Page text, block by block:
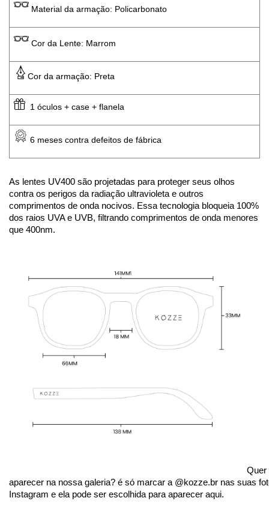
Material da armação: Policarbonato
Cor da Lente: Marrom
Cor da armação: Preta
1 óculos + case + flanela
6 meses contra defeitos de fábrica
As lentes UV400 são projetadas para proteger seus olhos
contra os perigos da radiação ultravioleta e outros
comprimentos de onda nocivos. Essa tecnologia bloqueia 100%
dos raios UVA e UVB, filtrando comprimentos de onda menores
que 400nm.
Quer
aparecer na nossa galeria? é só marcar a @kozze.br nas suas
Instagram e ela pode ser escolhida para aparecer aqui.